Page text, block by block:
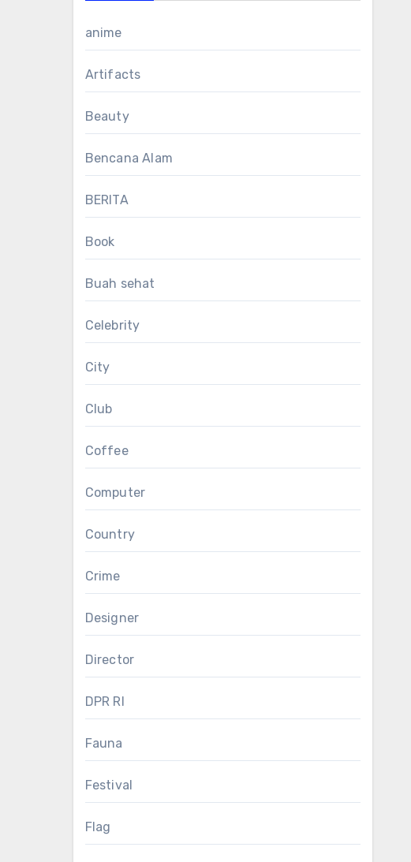
anime
Artifacts
Beauty
Bencana Alam
BERITA
Book
Buah sehat
Celebrity
City
Club
Coffee
Computer
Country
Crime
Designer
Director
DPR RI
Fauna
Festival
Flag